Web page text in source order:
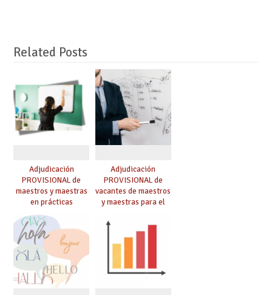
Related Posts
Adjudicación
PROVISIONAL de
maestros y maestras
en prácticas
Adjudicación
PROVISIONAL de
vacantes de maestros
y maestras para el